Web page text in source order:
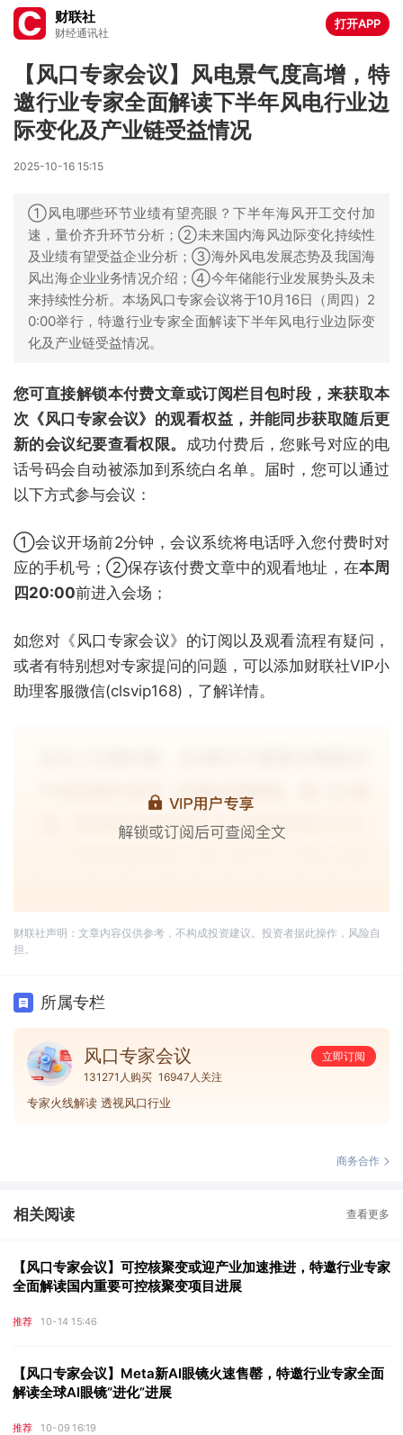
财联社
财经通讯社
打开APP
【风口专家会议】风电景气度高增，特
邀行业专家全面解读下半年风电行业边
际变化及产业链受益情况
2025-10-16 15:15
①风电哪些环节业绩有望亮眼？下半年海风开工交付加
速，量价齐升环节分析；②未来国内海风边际变化持续性
及业绩有望受益企业分析；③海外风电发展态势及我国海
风出海企业业务情况介绍；④今年储能行业发展势头及未
来持续性分析。本场风口专家会议将于10月16日（周四）2
0:00举行，特邀行业专家全面解读下半年风电行业边际变
化及产业链受益情况。
您可直接解锁本付费文章或订阅栏目包时段，来获取本
次《风口专家会议》的观看权益，并能同步获取随后更
新的会议纪要查看权限。 成功付费后，您账号对应的电
话号码会自动被添加到系统白名单。届时，您可以通过
以下方式参与会议：
①会议开场前2分钟，会议系统将电话呼入您付费时对
应的手机号；②保存该付费文章中的观看地址，在本周
四20:00前进入会场；
如您对《风口专家会议》的订阅以及观看流程有疑问，
或者有特别想对专家提问的问题，可以添加财联社VIP小
助理客服微信(clsvip168)，了解详情。
财联社声明：文章内容仅供参考，不构成投资建议。投资者据此操作，风险自
担。
所属专栏
风口专家会议
立即订阅
131271人购买 16947人关注
专家火线解读 透视风口行业
商务合作
相关阅读 查看更多
【风口专家会议】可控核聚变或迎产业加速推进，特邀行业专家
全面解读国内重要可控核聚变项目进展
推荐 10-14 15:46
【风口专家会议】Meta新AI眼镜火速售罄，特邀行业专家全面
解读全球AI眼镜“进化”进展
推荐 10-09 16:19